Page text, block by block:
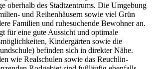
oberhalb des Stadtzentrums. Die Umgebung
und Reihenhäusern sowie viel Grün
Familien und ruhesuchende Bewohner an.
für eine gute Aussicht und optimale
Kindergärten sowie die
befinden sich in direkter Nähe.
wie Realschulen sowie das Reuchlin-